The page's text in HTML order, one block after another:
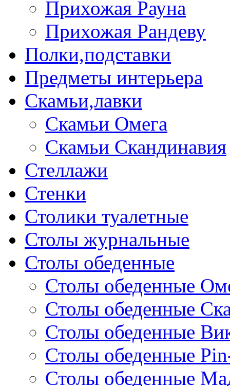
Прихожая Рауна
Прихожая Рандеву
Полки,подставки
Предметы интерьера
Скамьи,лавки
Скамьи Омега
Скамьи Скандинавия
Стеллажи
Стенки
Столики туалетные
Столы журнальные
Столы обеденные
Столы обеденные
Столы обеденные
Столы обеденные
Столы обеденные
Столы обеденные